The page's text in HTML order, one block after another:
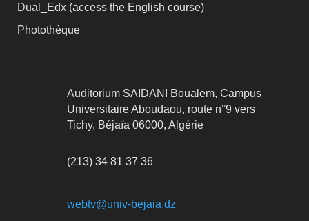
Dual_Edx (access the English course)
Photothèque
Auditorium SAIDANI Boualem, Campus
Universitaire Aboudaou, route n°9 vers
Tichy, Béjaïa 06000, Algérie
(213) 34 81 37 36
webtv@univ-bejaia.dz